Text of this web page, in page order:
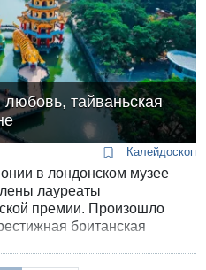
любовь, тайваньская
Калейдоскоп
в лондонском музее
лауреаты
премии. Произошло
британская